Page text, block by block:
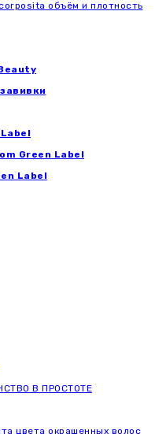
объём и плотность
Green Label
Label
В ПРОСТОТЕ
цвета окрашенных волос